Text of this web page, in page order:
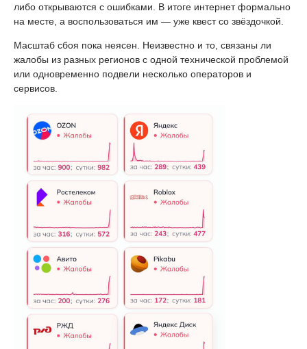
либо открываются с ошибками. В итоге интернет формально
на месте, а воспользоваться им — уже квест со звёздочкой.
Масштаб сбоя пока неясен. Неизвестно и то, связаны ли
жалобы из разных регионов с одной технической проблемой
или одновременно подвели несколько операторов и
сервисов.